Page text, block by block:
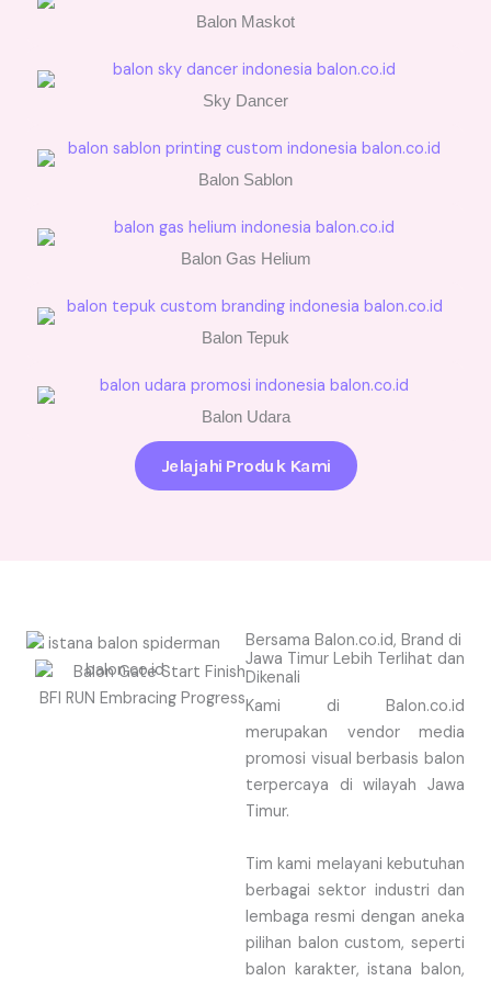
Balon Maskot
Sky Dancer
Balon Sablon
Balon Gas Helium
Balon Tepuk
Balon Udara
Jelajahi Produk Kami
Bersama Balon.co.id, Brand di
Jawa Timur Lebih Terlihat dan
Dikenali
Kami di Balon.co.id
merupakan vendor media
promosi visual berbasis balon
terpercaya di wilayah Jawa
Timur.
Tim kami melayani kebutuhan
berbagai sektor industri dan
lembaga resmi dengan aneka
pilihan balon custom, seperti
balon karakter, istana balon,